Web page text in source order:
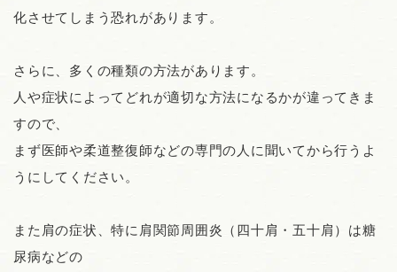
化させてしまう恐れがあります。
さらに、多くの種類の方法があります。
人や症状によってどれが適切な方法になるかが違ってきま
すので、
まず医師や柔道整復師などの専門の人に聞いてから行うよ
うにしてください。
また肩の症状、特に肩関節周囲炎（四十肩・五十肩）は糖
尿病などの